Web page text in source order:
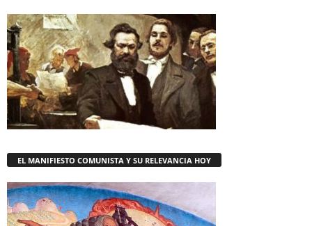
EL MANIFIESTO COMUNISTA Y SU RELEVANCIA HOY